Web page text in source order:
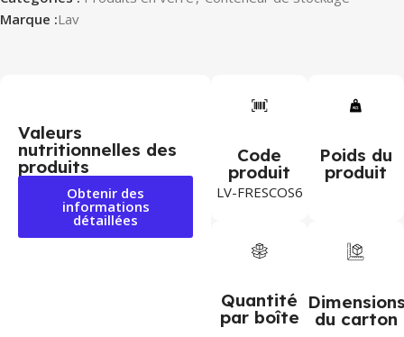
Marque :Lav
Valeurs
nutritionnelles des
produits
Obtenir des
informations
détaillées
Code
produit
LV-FRESCOS6
Poids du
produit
Quantité
par boîte du carton